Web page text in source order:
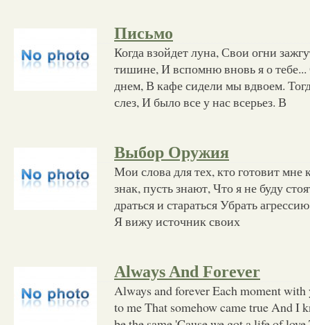
Письмо
Когда взойдет луна, Свои огни
тишине, И вспомню вновь я о
днем, В кафе сидели мы вдвоем.
слез, И было все у нас всерьез. В
Выбор Оружия
Мои слова для тех, кто готовит мне
знак, пусть знают, Что я не буду
драться и стараться Убрать
Я вижу источник своих
Always And Forever
Always and forever Each moment
to me That somehow came true And